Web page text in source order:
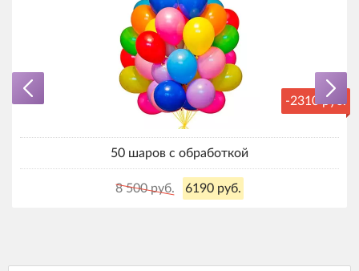
-2310 руб.
50 шаров с обработкой
8 500 руб. 6190 руб.